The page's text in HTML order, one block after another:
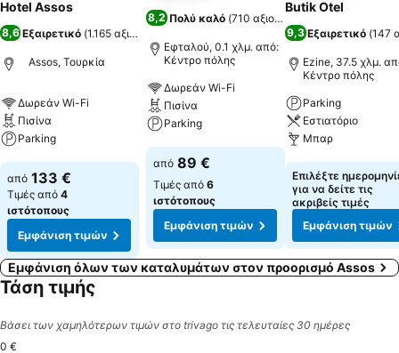
Hotel Assos
8,6 Εξαιρετικό (1.165 αξιολογήσεις
Assos, Τουρκία
Δωρεάν Wi-Fi
Πισίνα
Parking
Εμφάνιση τιμών
από 133 €
Τιμές από 4
ιστότοπους
Εμφάνιση τιμών
8,2 Πολύ καλό (710 αξιολογήσεις
Εφταλού, 0.1 χλμ. από:
Κέντρο πόλης
Δωρεάν Wi-Fi
Πισίνα
Parking
Εμφάνιση τιμών
από 89 €
Τιμές από 6
ιστότοπους
Εμφάνιση τιμών
Butik Otel
9,3 Εξαιρετικό (147
Ezine, 37.5 χλμ.
Κέντρο πόλης
Parking
Εστιατόριο
Μπαρ
Εμφάνιση τιμών
Επιλέξτε
για να δείτε τις
ακριβείς τιμές
Εμφάνιση τιμών
Εμφάνιση όλων των καταλυμάτων στον προορισμό Assos
Τάση τιμής
Βάσει των χαμηλότερων τιμών στο trivago τις τελευταίες 30 ημέρες
0 €